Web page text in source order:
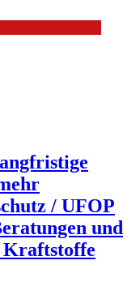
/ UFOP
und
Kraftstoffe